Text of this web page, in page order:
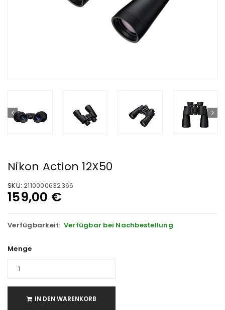
Nikon Action 12X50
SKU: 2110000632366
159,00 €
Verfügbarkeit: Verfügbar bei Nachbestellung
Menge
IN DEN WARENKORB